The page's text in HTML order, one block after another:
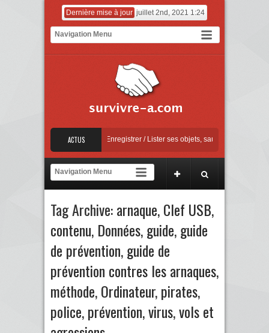
Dernière mise à jour juillet 2nd, 2021 1:24
ACTUS
Enregistrer / Lister ses objets, sauvegarder ses factures
la sextorsion : Say No! – A campaign against online sexual coercion and
Tag Archive:arnaque,Clef USB,
contenu, Données,guide,guide
de prévention,guide de
prévention contres les arnaques,
méthode,Ordinateur,pirates,
police,prévention,virus,vols et